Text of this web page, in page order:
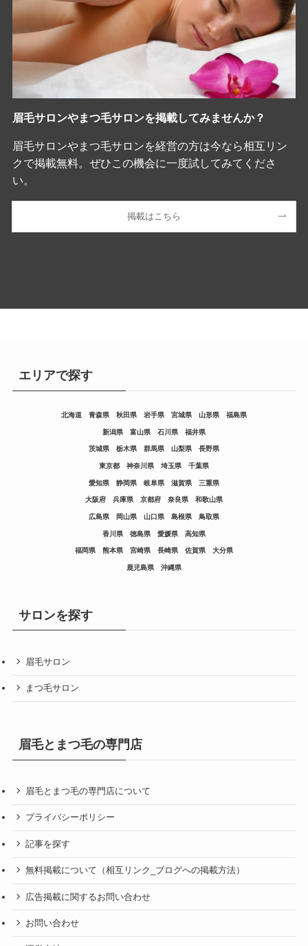
眉毛サロンやまつ毛サロンを掲載してみませんか？
眉毛サロンやまつ毛サロンを経営の方は今なら相互リン
クで掲載無料。ぜひこの機会に一度試してみてくださ
い。
掲載はこちら
エリアで探す
北海道 青森県 秋田県 岩手県 宮城県 山形県 福島県
新潟県 富山県 石川県 福井県
茨城県 栃木県 群馬県 山梨県 長野県
東京都 神奈川県 埼玉県 千葉県
愛知県 静岡県 岐阜県 滋賀県 三重県
大阪府 兵庫県 京都府 奈良県 和歌山県
広島県 岡山県 山口県 島根県 鳥取県
香川県 徳島県 愛媛県 高知県
福岡県 熊本県 宮崎県 長崎県 佐賀県 大分県
鹿児島県 沖縄県
サロンを探す
眉毛サロン
まつ毛サロン
眉毛とまつ毛の専門店
眉毛とまつ毛の専門店について
プライバシーポリシー
記事を探す
無料掲載について（相互リンク_ブログへの掲載方法）
広告掲載に関するお問い合わせ
お問い合わせ